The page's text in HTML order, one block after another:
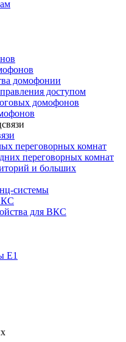
домофонии
доступом
домофонов
переговорных комнат
переговорных комнат
и больших
системы
для ВКС
Е1